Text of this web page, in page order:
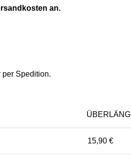
an.
per Spedition.
15,90 €